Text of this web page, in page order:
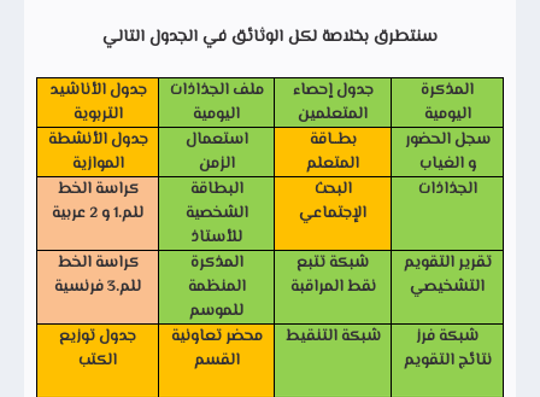
سنتطرق بخلاصة لكل الوثائق في الجدول التالي
المذكرة
اليومية
جدول إحصاء
المتعلمين
ملف الجذاذات
اليومية
جدول الأناشيد
التربوية
سجل الحضور
و الغياب
بطــاقة
المتعلم
استعمال
الزمن
جدول الأنشطة
الموازية
الجذاذات
البحث
الإجتماعي
البطاقة
الشخصية
للأستاذ
كراسة الخط
للم.1 و 2 عربية
تقرير التقويم
التشخيصي
شبكة تتبع
نقط المراقبة
المذكرة
المنظمة
للموسم
كراسة الخط
للم.3 فرنسية
شبكة فرز
نتائج التقويم
شبكة التنقيط
محضر تعاونية
القسم
جدول توزيع
الكتب